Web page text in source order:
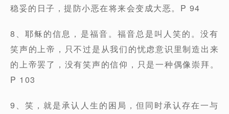
稳妥的日子，提防小恶在将来会变成大恶。P 94
8、耶稣的信息，是福音。福音总是叫人笑的。没有
笑声的上帝，只不过是从我们的忧虑意识里制造出来
的上帝罢了，没有笑声的信仰，只是一种偶像崇拜。
P 103
9、笑，就是承认人生的困局，但同时承认存在一与